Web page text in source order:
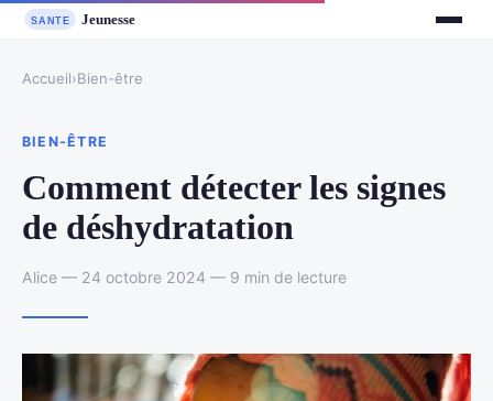
Accueil›Bien-être
BIEN-ÊTRE
Comment détecter les signes
de déshydratation
Alice — 24 octobre 2024 — 9 min de lecture